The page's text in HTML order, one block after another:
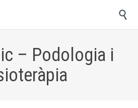

– Podologia i